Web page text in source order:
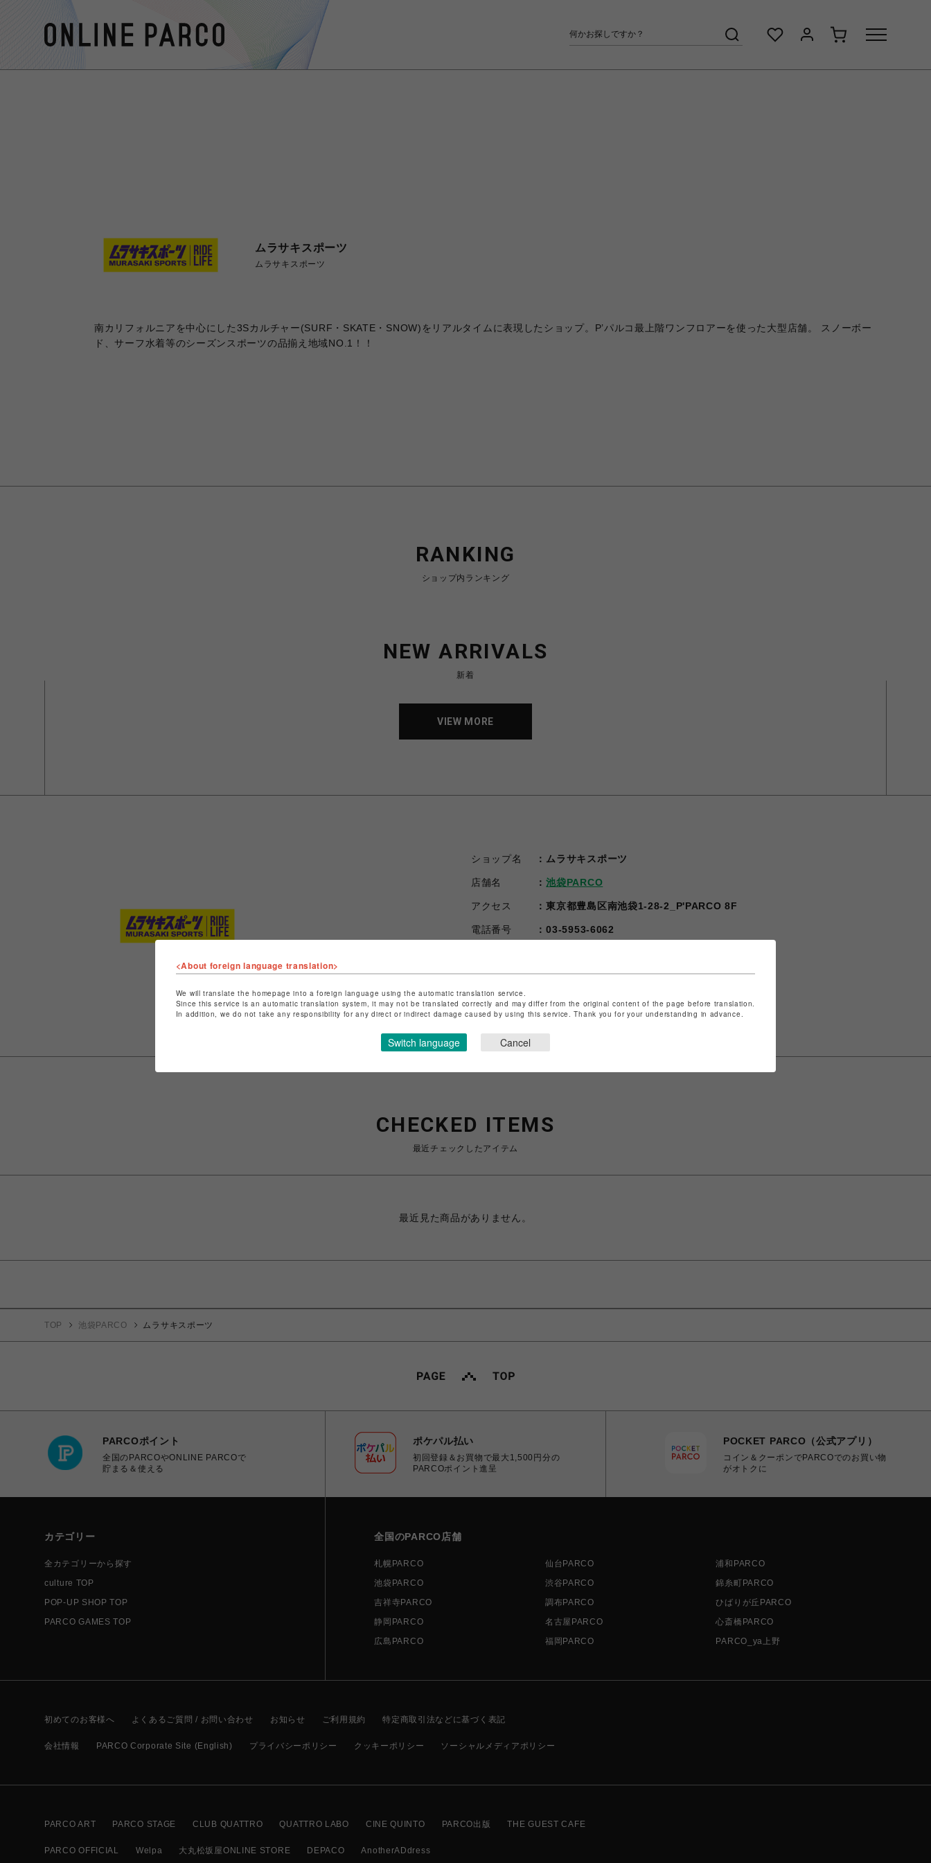
ムラサキスポーツ
ムラサキスポーツ
南カリフォルニアを中心にした3Sカルチャー(SURF・SKATE・SNOW)をリアルタイムに表現したショップ。P’パルコ最上階ワンフロアーを使った大型店舗。 スノーボー
ド、サーフ水着等のシーズンスポーツの品揃え地域NO.1！！
RANKING
ショップ内ランキング
NEW ARRIVALS
新着
VIEW MORE
VIEW MORE
ショップ名 ムラサキスポーツ
店舗名 池袋PARCO
アクセス 東京都豊島区南池袋1-28-2_P'PARCO 8F
電話番号 03-5953-6062
特定商取引法など法令に基づく表記は
CHECKED ITEMS
最近チェックしたアイテム
最近見た商品がありません。
TOP 池袋PARCO ムラサキスポーツ
PARCOポイント
全国のPARCOやONLINE PARCOで
貯まる＆使える
ポケパル払い
初回登録＆お買物で最大1,500円分の
PARCOポイント進呈
POCKET PARCO（公式アプリ）
コイン＆クーポンでPARCOでのお買い物
がオトクに
カテゴリー
全カテゴリーから探す
culture TOP
POP-UP SHOP TOP
PARCO GAMES TOP
全国のPARCO店舗
札幌PARCO 仙台PARCO
浦和PARCO
池袋PARCO
渋谷PARCO
錦糸町PARCO
吉祥寺PARCO
調布PARCO
ひばりが丘PARCO
静岡PARCO
名古屋PARCO
心斎橋PARCO
広島PARCO
福岡PARCO PARCO_ya上野
初めてのお客様へ よくあるご質問 / お問い合わせ お知らせ ご利用規約 特定商取引法などに基づく表記
会社情報 PARCO Corporate Site (English) プライバシーポリシー クッキーポリシー ソーシャルメディアポリシー
PARCO ART PARCO STAGE CLUB QUATTRO QUATTRO LABO CINE QUINTO PARCO出版 THE GUEST CAFE
PARCO OFFICIAL Welpa 大丸松坂屋ONLINE STORE DEPACO AnotherADdress
<About foreign language translation>
We will translate the homepage into a foreign language using the automatic translation service.
Since this service is an automatic translation system, it may not be translated correctly and may differ from the original content of the page before translation.
In addition, we do not take any responsibility for any direct or indirect damage caused by using this service. Thank you for your understanding in advance.
Switch language Cancel